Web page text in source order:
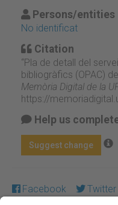
Persons/entities
No identificat
Citation
“Pla de detall del
bibliogràfics (OPAC)
Memòria Digital de la
https://
Help us
Suggest change
Facebook Twitter